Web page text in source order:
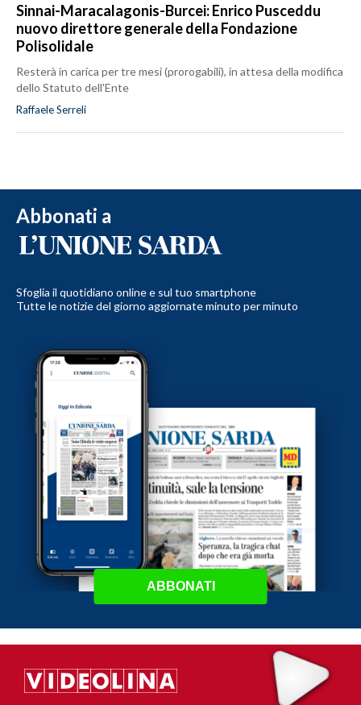
Sinnai-Maracalagonis-Burcei: Enrico Pusceddu
nuovo direttore generale della Fondazione
Polisolidale
Resterà in carica per tre mesi (prorogabili), in attesa della modifica
dello Statuto dell'Ente
Raffaele Serreli
Abbonati a
Sfoglia il quotidiano online e sul tuo smartphone
Tutte le notizie del giorno aggiornate minuto per minuto
ABBONATI